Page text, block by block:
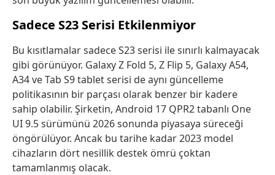
Sadece S23 Serisi Etkilenmiyor
Bu kısıtlamalar sadece S23 serisi ile sınırlı kalmayacak
gibi görünüyor. Galaxy Z Fold 5, Z Flip 5, Galaxy A54,
A34 ve Tab S9 tablet serisi de aynı güncelleme
politikasının bir parçası olarak benzer bir kadere
sahip olabilir. Şirketin, Android 17 QPR2 tabanlı One
UI 9.5 sürümünü 2026 sonunda piyasaya süreceği
öngörülüyor. Ancak bu tarihe kadar 2023 model
cihazların dört nesillik destek ömrü çoktan
tamamlanmış olacak.